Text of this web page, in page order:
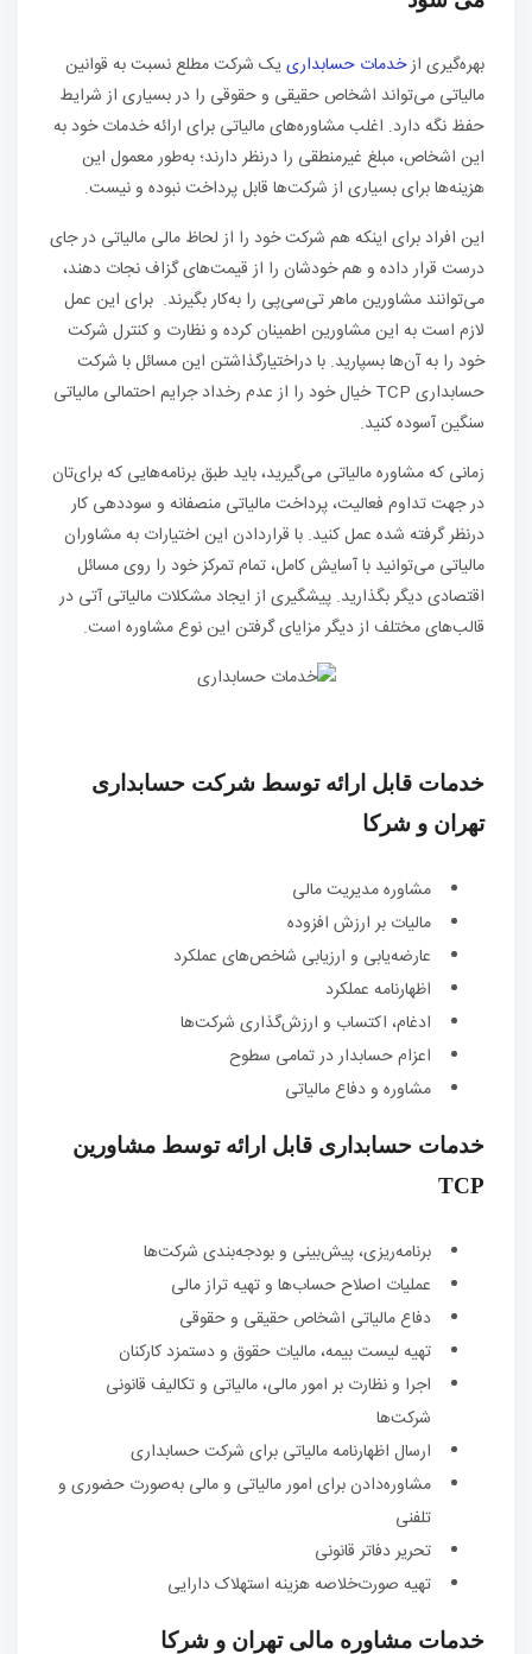
بهره‌گیری ازخدمات حسابدارییک شرکت مطلع نسبت به قوانین
مالیاتی می‌تواند اشخاص حقیقی و حقوقی را در بسیاری از شرایط
حفظ نگه دارد. اغلب مشاوره‌های مالیاتی برای ارائه خدمات خود به
این اشخاص، مبلغ غیر‌منطقی را در‌نظر دارند؛ به‌طور معمول این
هزینه‌ها برای بسیاری از شرکت‌ها قابل پرداخت نبوده و نیست.
این افراد برای اینکه هم شرکت خود را از لحاظ مالی مالیاتی در جای
درست قرار داده و هم خود‌شان را از قیمت‌های گزاف نجات دهند،
می‌توانند مشاورین ماهر تی‌سی‌پی را به‌کار بگیرند. برای این عمل
لازم است به این مشاورین اطمینان کرده و نظارت و کنترل شرکت
خود را به آن‌ها بسپارید. با در‌اختیار‌گذاشتن این مسائل با شرکت
حسابداری TCP خیال خود را از عدم رخداد جرایم احتمالی مالیاتی
سنگین آسوده کنید.
زمانی که مشاوره مالیاتی می‌گیرید، باید طبق برنامه‌هایی که برای‌تان
در جهت تداوم فعالیت، پرداخت مالیاتی منصفانه و سود‌دهی کار
در‌نظر گرفته شده عمل کنید. با قرار‌دادن این اختیارات به مشاوران
مالیاتی می‌توانید با آسایش کامل، تمام تمرکز خود را روی مسائل
اقتصادی دیگر بگذارید. پیشگیری از ایجاد مشکلات مالیاتی آتی در
قالب‌های مختلف از دیگر مزایای گرفتن این نوع مشاوره است.
خدمات قابل ارائه توسط شرکت حسابداری
تهران و شرکا
مشاوره مدیریت مالی
مالیات بر ارزش افزوده
عارضه‌یابی و ارزیابی شاخص‌های عملکرد
اظهارنامه عملکرد
ادغام، اکتساب و ارزش‌گذاری شرکت‌ها
اعزام حسابدار در تمامی سطوح
مشاوره و دفاع مالیاتی
خدمات حسابداری قابل ارائه توسط مشاورین
TCP
برنامه‌ریزی، پیش‌بینی و بودجه‌بندی شرکت‌ها
عملیات اصلاح حساب‌ها و تهیه تراز مالی
دفاع مالیاتی اشخاص حقیقی و حقوقی
تهیه لیست بیمه، مالیات حقوق و دستمزد کارکنان
اجرا و نظارت بر امور مالی، مالیاتی و تکالیف قانونی
شرکت‌ها
ارسال اظهار‌نامه مالیاتی برای شرکت حسابداری
مشاوره‌دادن برای امور مالیاتی و مالی به‌صورت حضوری و
تلفنی
تحریر دفاتر قانونی
تهیه صورت‌خلاصه هزینه استهلاک دارایی
خدمات مشاوره مالی تهران و شرکا